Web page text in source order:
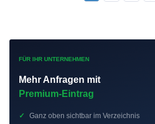
FÜR IHR UNTERNEHMEN
Mehr Anfragen mit
Premium-Eintrag
✓
Ganz oben sichtbar im Verzeichnis